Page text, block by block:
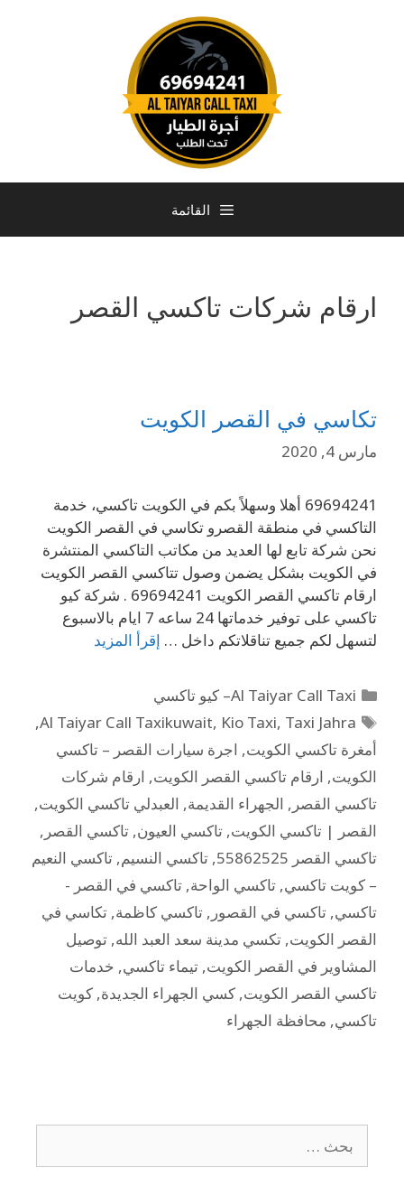
القائمة
ارقام شركات تاكسي القصر
تكاسي في القصر الكويت
مارس 4, 2020
69694241 أهلا وسهلاً بكم في الكويت تاكسي، خدمة
التاكسي في منطقة القصرو تكاسي في القصر الكويت
نحن شركة تابع لها العديد من مكاتب التاكسي المنتشرة
في الكويت بشكل يضمن وصول تتاكسي القصر الكويت
ارقام تاكسي القصر الكويت 69694241 . شركة كيو
تاكسي على توفير خدماتها 24 ساعه 7 ايام بالاسبوع
لتسهل لكم جميع تناقلاتكم داخل … إقرأ المزيد
Al Taiyar Call Taxi– كيو تاكسي
Al Taiyar Call Taxikuwait, Kio Taxi, Taxi Jahra
,
أمغرة تاكسي الكويت, اجرة سيارات القصر – تاكسي
الكويت, ارقام تاكسي القصر الكويت, ارقام شركات
تاكسي القصر , الجهراء القديمة, العبدلي تاكسي الكويت,
القصر | تاكسي الكويت, تاكسي العيون, تاكسي القصر ,
تاكسي القصر 55862525
, تاكسي النسيم, تاكسي النعيم
– كويت تاكسي, تاكسي الواحة, تاكسي في القصر -
تاكسي, تاكسي في القصور , تاكسي كاظمة, تكاسي في
القصر الكويت, تكسي مدينة سعد العبد الله, توصيل
المشاوير في القصر الكويت, تيماء تاكسي, خدمات
تاكسي القصر الكويت, كسي الجهراء الجديدة, كويت
تاكسي, محافظة الجهراء